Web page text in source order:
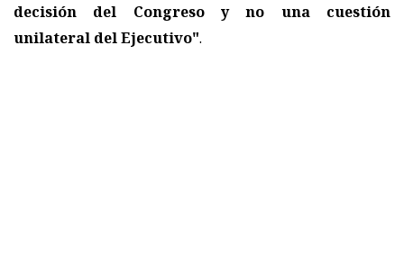
decisión del Congreso y no una cuestión
unilateral del Ejecutivo".